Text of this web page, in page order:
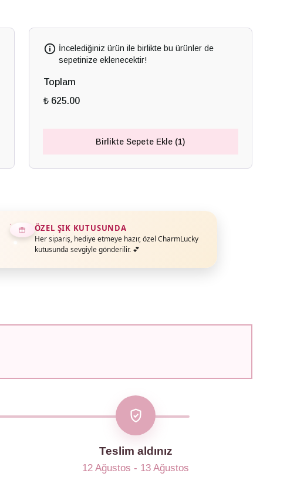
İncelediğiniz ürün ile birlikte bu ürünler de
sepetinize eklenecektir!
Toplam
₺ 625.00
Birlikte Sepete Ekle (1)
ÖZEL ŞIK KUTUSUNDA
Her sipariş, hediye etmeye hazır, özel CharmLucky
kutusunda sevgiyle gönderilir. 💕
Teslim aldınız
12 Ağustos - 13 Ağustos